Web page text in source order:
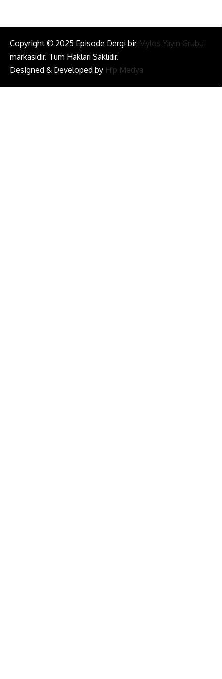
Copyright © 2025 Episode Dergi bir Mylos Yayın Grubu
markasıdır. Tüm Hakları Saklıdır.
Designed & Developed by Hip Medya